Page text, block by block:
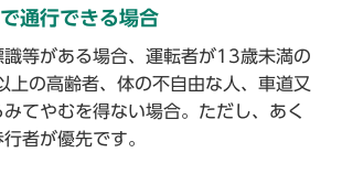
通行できる場合
等がある場合、運転者が13歳未満の
上の高齢者、体の不自由な人、車道又
てやむを得ない場合。ただし、あく
者が優先です。